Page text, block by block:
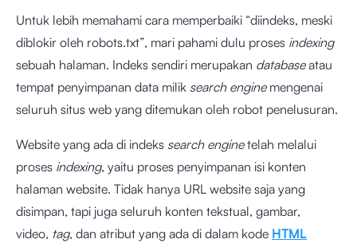
Untuk lebih memahami cara memperbaiki “diindeks, meski
diblokir oleh robots.txt”, mari pahami dulu proses indexing
sebuah halaman. Indeks sendiri merupakan databaseatau
tempat penyimpanan data milik search enginemengenai
seluruh situs web yang ditemukan oleh robot penelusuran.
Website yang ada di indeks search enginetelah melalui
proses indexing, yaitu proses penyimpanan isi konten
halaman website. Tidak hanya URL website saja yang
disimpan, tapi juga seluruh konten tekstual, gambar,
video, tag, dan atribut yang ada di dalam kode HTML